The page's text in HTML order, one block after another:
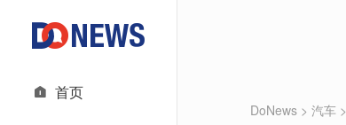
首页
DoNews > 汽车 >